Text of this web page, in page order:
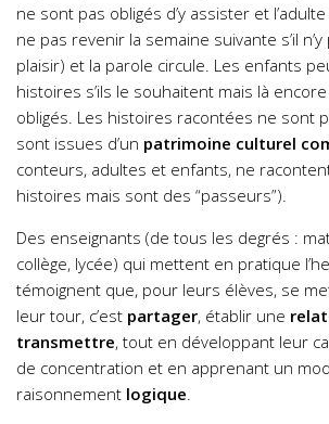
ne sont pas obligés d’y assister et
ne pas revenir la semaine suivante s’il
plaisir) et la parole circule. Les enfants
histoires s’ils le souhaitent mais là encore
obligés. Les histoires racontées ne sont
sont issues d’un patrimoine culturel
conteurs, adultes et enfants, ne
histoires mais sont des “passeurs”).
Des enseignants (de tous les degrés :
collège, lycée) qui mettent en pratique
témoignent que, pour leurs élèves, se
leur tour, c’est partager, établir une
transmettre, tout en développant leur
de concentration et en apprenant un
raisonnement logique.